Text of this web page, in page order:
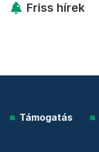
Friss hírek
Támogatás